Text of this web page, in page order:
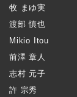
牧 まゆ実
渡部 慎也
Mikio Itou
前澤 章人
志村 元子
許 宗秀